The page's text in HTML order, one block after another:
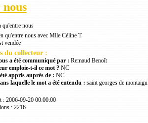
qu'entre nous
qu'entre nous avec Mlle Céline T.
vendée
du collecteur :
a été communiqué par : Remaud Benoît
emploie-t-il ce mot ?NC
appris auprès de : NC
laquelle le mot a été entendu : saint georges de montaigu
: 2006-09-20 00:00:00
: 2216